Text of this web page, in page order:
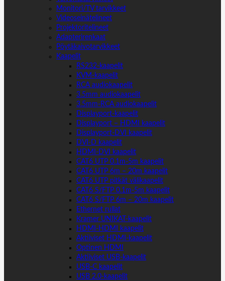
Monitori/TV tarvikkeet
Videoseinätelineet
Projektoritelineet
Adapterirenkaat
Pöytäkaivotarvikkeet
Kaapelit
RS232-kaapelit
KVM-kaapelit
RCA audiokaapelit
3.5mm audiokaapelit
3.5mm-RCA audiokaapelit
Displayport-kaapelit
Displayport – HDMI kaapelit
Displayport-DVI kaapelit
DVI-D kaapelit
HDMI-DVI kaapelit
CAT6 UTP 0.1m-5m kaapelit
CAT6 UTP 6m – 20m kaapelit
CAT6 UTP pitkät välikaapelit
CAT6 S/FTP 0.1m-5m kaapelit
CAT6 S/FTP 6m – 20m kaapelit
Ethernet rullat
Kramer UNIKAT-kaapelit
HDMI-HDMI kaapelit
Aktiiviset HDMI-kaapelit
Optinen HDMI
Aktiiviset USB-kaapelit
USB-C kaapelit
USB 2.0-kaapelit